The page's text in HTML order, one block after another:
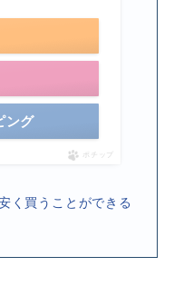
ング
ポチップ
く買うことができる